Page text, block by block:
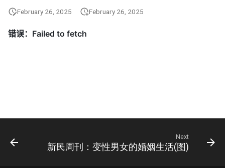
February 26, 2025 February 26, 2025
Next
新民周刊：变性男女的婚姻生活(图)